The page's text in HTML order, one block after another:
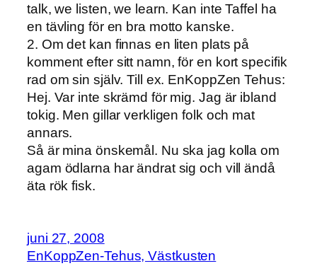
talk, we listen, we learn. Kan inte Taffel ha
en tävling för en bra motto kanske.
2. Om det kan finnas en liten plats på
komment efter sitt namn, för en kort specifik
rad om sin själv. Till ex. EnKoppZen Tehus:
Hej. Var inte skrämd för mig. Jag är ibland
tokig. Men gillar verkligen folk och mat
annars.
Så är mina önskemål. Nu ska jag kolla om
agam ödlarna har ändrat sig och vill ändå
äta rök fisk.
juni 27, 2008
EnKoppZen-Tehus, Västkusten